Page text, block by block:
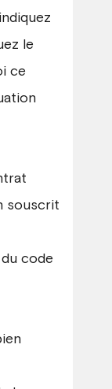
le
ce
souscrit
code